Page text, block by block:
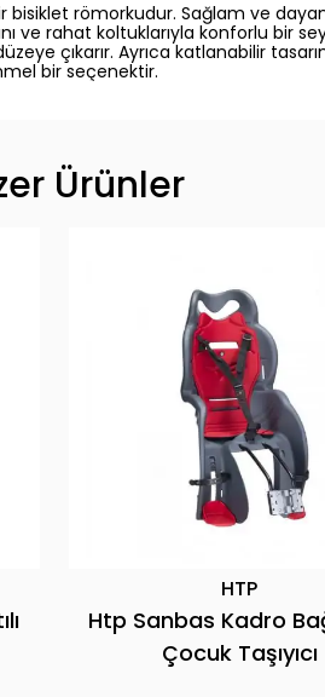
römorkudur. Sağlam ve
ve rahat koltuklarıyla konforlu bir
çıkarır. Ayrıca katlanabilir
bir seçenektir.
Ürünler
HTP
Htp Sanbas Kadro
Çocuk Taşıyıcı